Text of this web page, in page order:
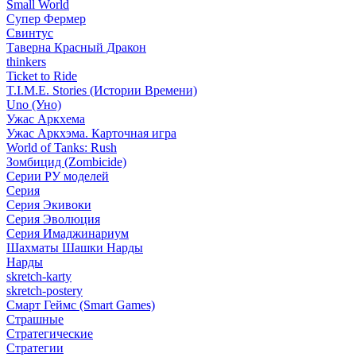
Small World
Супер Фермер
Свинтус
Таверна Красный Дракон
thinkers
Ticket to Ride
T.I.M.E. Stories (Истории Времени)
Uno (Уно)
Ужас Аркхема
Ужас Аркхэма. Карточная игра
World of Tanks: Rush
Зомбицид (Zombicide)
Серии РУ моделей
Серия
Серия Экивоки
Серия Эволюция
Серия Имаджинариум
Шахматы Шашки Нарды
Нарды
skretch-karty
skretch-postery
Смарт Геймс (Smart Games)
Страшные
Стратегические
Стратегии